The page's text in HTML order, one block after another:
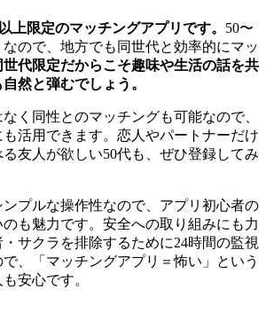
上限定のマッチングアプリです。 50〜
ので、地方でも同世代と効率的にマッ
世代限定だからこそ趣味や生活の話を共
然と弾むでしょう。
く同性とのマッチングも可能なので、
活用できます。恋人やパートナーだけ
友人が欲しい50代も、ぜひ登録してみ
プルな操作性なので、アプリ初心者の
も魅力です。安全への取り組みにも力
サクラを排除するために24時間の監視
、「マッチングアプリ＝怖い」という
安心です。